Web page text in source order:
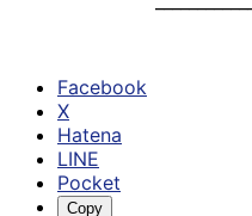
Facebook
X
Hatena
LINE
Pocket
Copy